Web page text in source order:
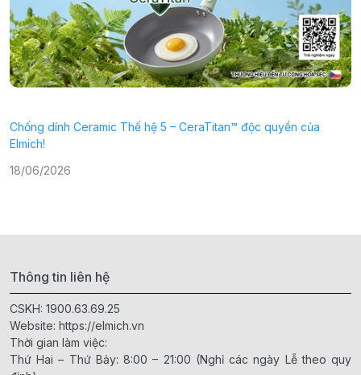
Chống dính Ceramic Thế hệ 5 – CeraTitan™ độc quyền của
Elmich!
18/06/2026
Thông tin liên hệ
CSKH: 1900.63.69.25
Website: https://elmich.vn
Thời gian làm việc:
Thứ Hai – Thứ Bảy: 8:00 – 21:00 (Nghỉ các ngày Lễ theo quy